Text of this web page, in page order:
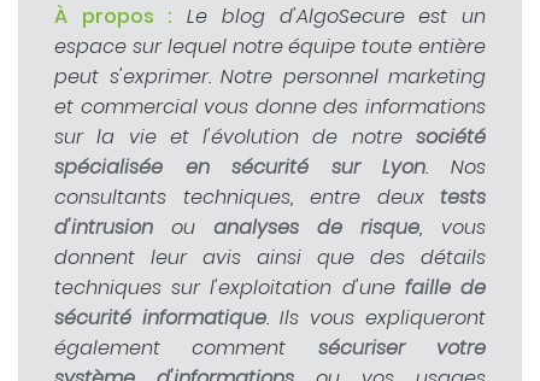
À propos : Le blog d'AlgoSecure est un
espace sur lequel notre équipe toute entière
peut s'exprimer. Notre personnel marketing
et commercial vous donne des informations
sur la vie et l'évolution de notre société
spécialisée en sécurité sur Lyon. Nos
consultants techniques, entre deux tests
d'intrusion ou analyses de risque, vous
donnent leur avis ainsi que des détails
techniques sur l'exploitation d'une faille de
sécurité informatique. Ils vous expliqueront
également comment sécuriser votre